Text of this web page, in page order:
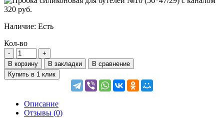
320 руб.
Наличие: Есть
Кол-во
В корзину В закладки
В сравнение
Купить в 1 клик
Описание
Отзывы (0)